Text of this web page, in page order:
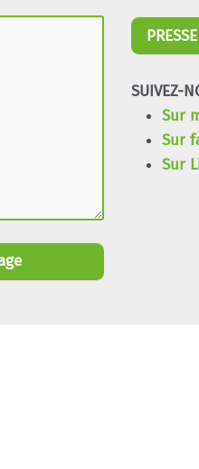
PRESSE
SUIVEZ-
Sur
Sur
Sur